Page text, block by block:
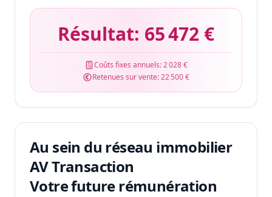
Résultat: 65 472 €
Coûts fixes annuels:2 028 €
Retenues sur vente:22 500 €
Au sein du réseau immobilier
AV Transaction
Votre future rémunération